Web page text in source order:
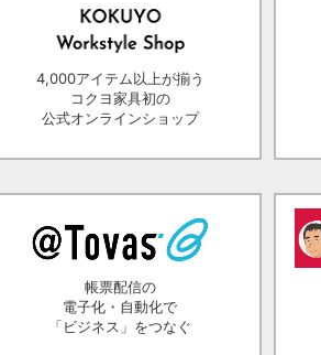
4,000アイテム以上が揃う
コクヨ家具初の
公式オンラインショップ
帳票配信の
電子化・自動化で
「ビジネス」をつなぐ